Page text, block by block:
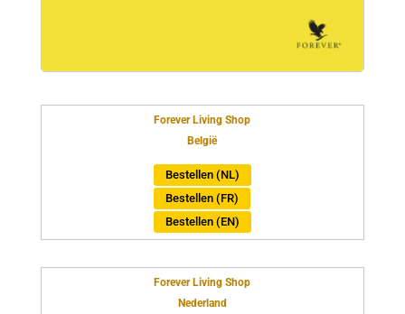
Forever Living Shop
België
Bestellen (NL)
Bestellen (FR)
Bestellen (EN)
Forever Living Shop
Nederland